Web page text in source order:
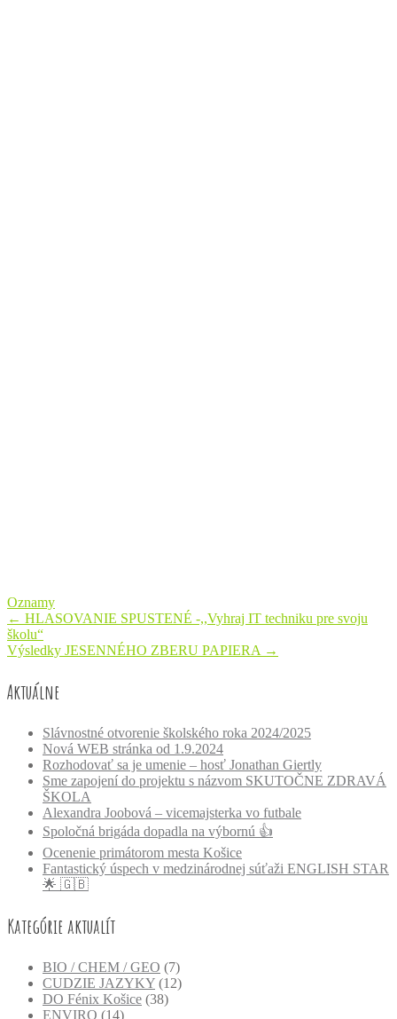
Oznamy
Post
navigation
← HLASOVANIE SPUSTENÉ -,,Vyhraj IT techniku pre svoju
školu“
Výsledky JESENNÉHO ZBERU PAPIERA →
Aktuálne
Slávnostné otvorenie školského roka 2024/2025
Nová WEB stránka od 1.9.2024
Rozhodovať sa je umenie – hosť Jonathan Giertly
Sme zapojení do projektu s názvom SKUTOČNE ZDRAVÁ
ŠKOLA
Alexandra Joobová – vicemajsterka vo futbale
Spoločná brigáda dopadla na výbornú 👍
Ocenenie primátorom mesta Košice
Fantastický úspech v medzinárodnej súťaži ENGLISH STAR
🌟 🇬🇧
Kategórie aktualít
BIO / CHEM / GEO (7)
CUDZIE JAZYKY (12)
DO Fénix Košice (38)
ENVIRO (14)